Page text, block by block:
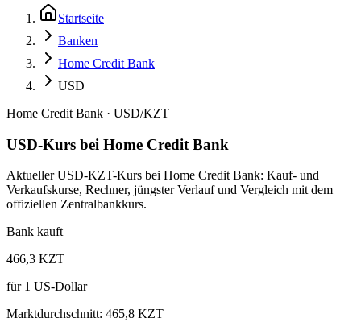
Startseite
Banken
Home Credit Bank
USD
Home Credit Bank · USD/KZT
USD-Kurs bei Home Credit Bank
Aktueller USD-KZT-Kurs bei Home Credit Bank: Kauf- und
Verkaufskurse, Rechner, jüngster Verlauf und Vergleich mit dem
offiziellen Zentralbankkurs.
Bank kauft
466,3 KZT
für1 US‑Dollar
Marktdurchschnitt: 465,8 KZT